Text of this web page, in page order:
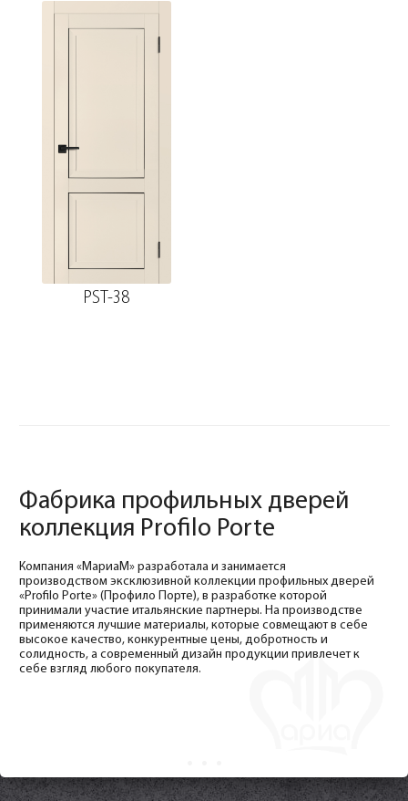
PST-38
Фабрика профильных дверей
коллекция Profilo Porte
Компания «МариаМ» разработала и занимается
производством эксклюзивной коллекции профильных дверей
«Profilo Porte» (Профило Порте), в разработке которой
принимали участие итальянские партнеры. На производстве
применяются лучшие материалы, которые совмещают в себе
высокое качество, конкурентные цены, добротность и
солидность, а современный дизайн продукции привлечет к
себе взгляд любого покупателя.